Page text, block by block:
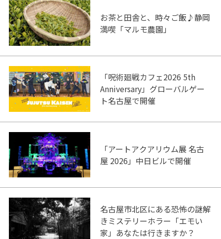
お茶と田舎と、時々ご飯♪静岡
満喫「マルモ農園」
「呪術廻戦カフェ2026 5th
Anniversary」グローバルゲー
ト名古屋で開催
「アートアクアリウム展 名古
屋 2026」中日ビルで開催
名古屋市北区にある恐怖の謎解
きミステリーホラー「エモい
家」あなたは行きますか？